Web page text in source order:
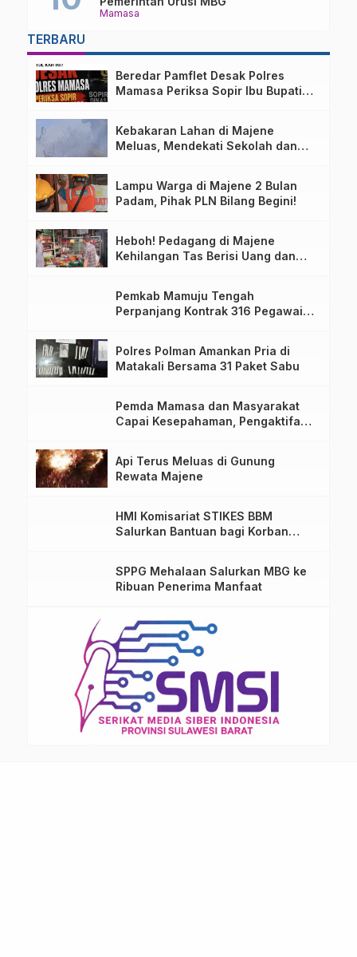
Mamasa
TERBARU
Beredar Pamflet Desak Polres
Mamasa Periksa Sopir Ibu Bupati
Kebakaran Lahan di Majene
Meluas, Mendekati Sekolah dan
Lampu Warga di Majene 2 Bulan
Padam, Pihak PLN Bilang Begini!
Heboh! Pedagang di Majene
Kehilangan Tas Berisi Uang dan
Pemkab Mamuju Tengah
Perpanjang Kontrak 316 Pegawai
Polres Polman Amankan Pria di
Matakali Bersama 31 Paket Sabu
Pemda Mamasa dan Masyarakat
Capai Kesepahaman, Pengaktifan
Api Terus Meluas di Gunung
Rewata Majene
HMI Komisariat STIKES BBM
Salurkan Bantuan bagi Korban
SPPG Mehalaan Salurkan MBG ke
Ribuan Penerima Manfaat